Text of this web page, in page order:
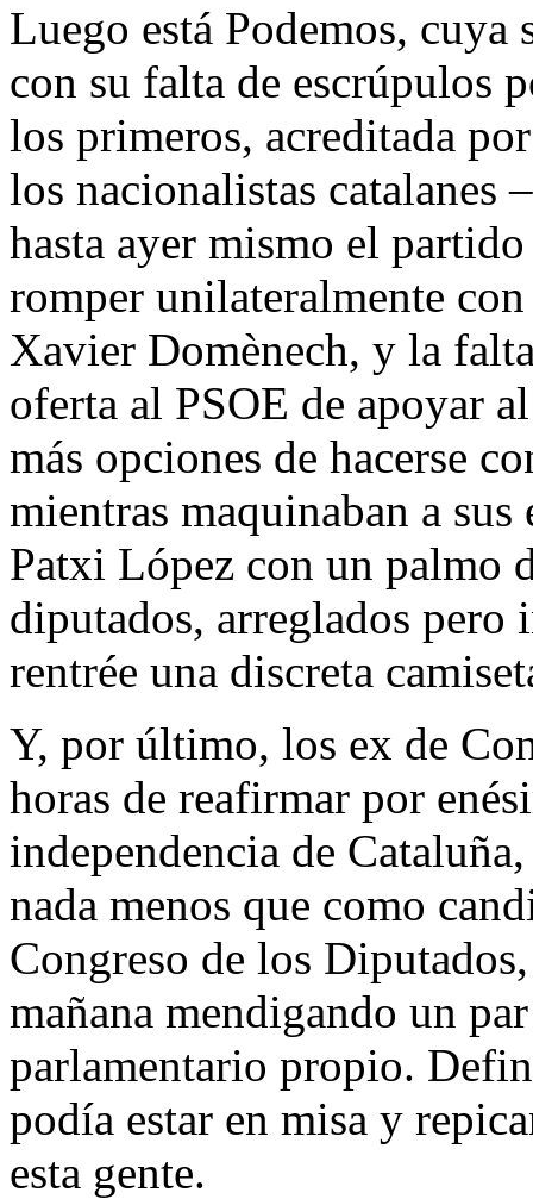
Luego está Podemos, cuya
con su falta de escrúpulos
los primeros, acreditada
los nacionalistas catalanes
hasta ayer mismo el
romper unilateralmente
Xavier Domènech, y la
oferta al PSOE de apoyar
más opciones de hacerse
mientras maquinaban a sus
Patxi López con un palmo
diputados, arreglados pero
rentrée una discreta
Y, por último, los ex de
horas de reafirmar por
independencia de
nada menos que como
Congreso de los
mañana mendigando un
parlamentario propio.
podía estar en misa y
esta gente.